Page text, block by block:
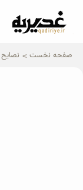
qadiriye.ir
نشریه ی غدیریه-بیانات استاد
صفحه نخست نصایح